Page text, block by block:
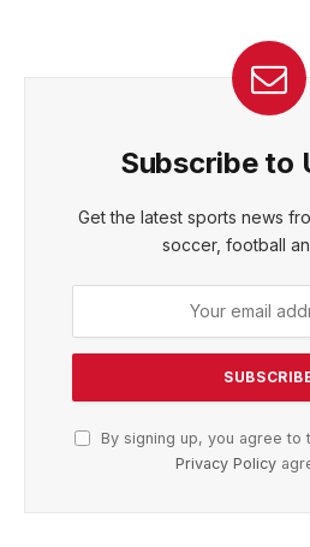
Subscribe to
Get the latest sports news
soccer, football
By signing up, you agree to
Privacy Policy